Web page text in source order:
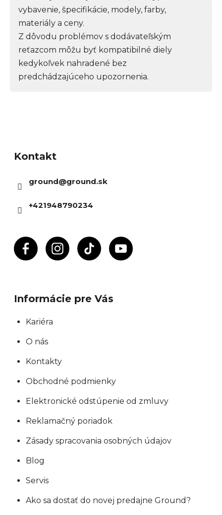
vybavenie, špecifikácie, modely, farby,
materiály a ceny.
Z dôvodu problémov s dodávateľským
reťazcom môžu byť kompatibilné diely
kedykoľvek nahradené bez
predchádzajúceho upozornenia.
Kontakt
ground@ground.sk
+421948790234
Informácie pre Vás
Kariéra
O nás
Kontakty
Obchodné podmienky
Elektronické odstúpenie od zmluvy
Reklamačný poriadok
Zásady spracovania osobných údajov
Blog
Servis
Ako sa dostať do novej predajne Ground?